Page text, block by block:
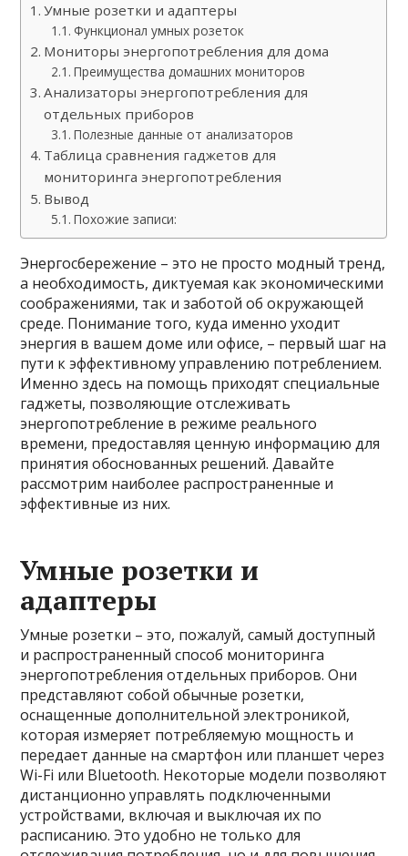
Умные розетки и адаптеры
Функционал умных розеток
Мониторы энергопотребления для дома
Преимущества домашних мониторов
Анализаторы энергопотребления для
отдельных приборов
Полезные данные от анализаторов
Таблица сравнения гаджетов для
мониторинга энергопотребления
Вывод
Похожие записи:
Энергосбережение – это не просто модный тренд,
а необходимость, диктуемая как экономическими
соображениями, так и заботой об окружающей
среде. Понимание того, куда именно уходит
энергия в вашем доме или офисе, – первый шаг на
пути к эффективному управлению потреблением.
Именно здесь на помощь приходят специальные
гаджеты, позволяющие отслеживать
энергопотребление в режиме реального
времени, предоставляя ценную информацию для
принятия обоснованных решений. Давайте
рассмотрим наиболее распространенные и
эффективные из них.
Умные розетки и
адаптеры
Умные розетки – это, пожалуй, самый доступный
и распространенный способ мониторинга
энергопотребления отдельных приборов. Они
представляют собой обычные розетки,
оснащенные дополнительной электроникой,
которая измеряет потребляемую мощность и
передает данные на смартфон или планшет через
Wi-Fi или Bluetooth. Некоторые модели позволяют
дистанционно управлять подключенными
устройствами, включая и выключая их по
расписанию. Это удобно не только для